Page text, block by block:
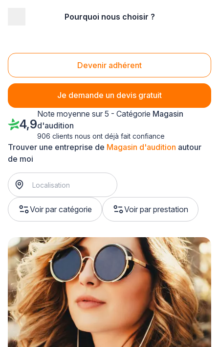
Pourquoi nous choisir ?
Devenir adhérent
Je demande un devis gratuit
Magasin d'audition Picardie
Trouver une entreprise de Magasin d'audition autour
de moi
Voir par catégorie Voir par prestation
4,9
Note moyenne sur 5 - Catégorie Magasin
d'audition
906 clients nous ont déjà fait confiance